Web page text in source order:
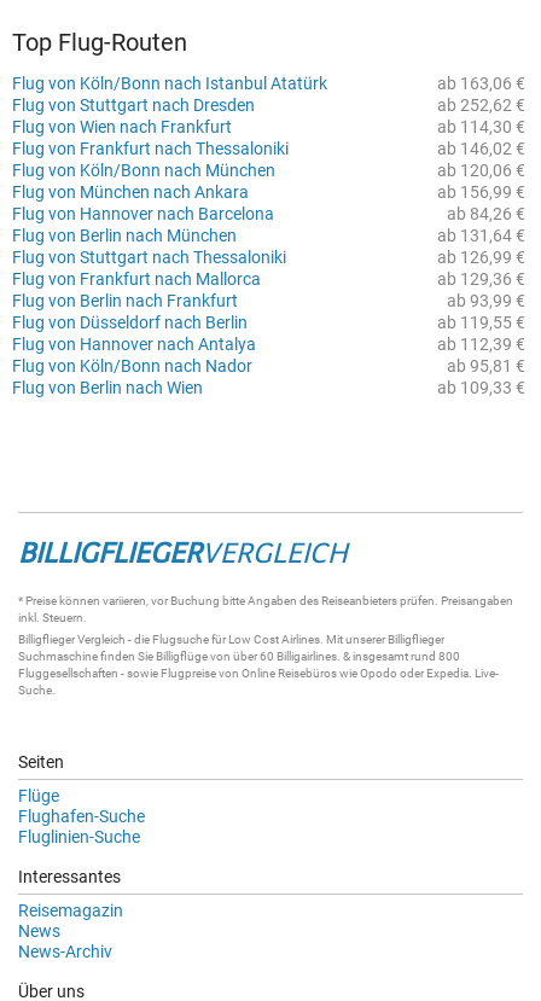
Top Flug-Routen
ab 163,06 €
Flug von Köln/Bonn nach Istanbul Atatürk
ab 252,62 €
Flug von Stuttgart nach Dresden
ab 114,30 €
Flug von Wien nach Frankfurt
ab 146,02 €
Flug von Frankfurt nach Thessaloniki
ab 120,06 €
Flug von Köln/Bonn nach München
ab 156,99 €
Flug von München nach Ankara
ab 84,26 €
Flug von Hannover nach Barcelona
ab 131,64 €
Flug von Berlin nach München
ab 126,99 €
Flug von Stuttgart nach Thessaloniki
ab 129,36 €
Flug von Frankfurt nach Mallorca
ab 93,99 €
Flug von Berlin nach Frankfurt
ab 119,55 €
Flug von Düsseldorf nach Berlin
ab 112,39 €
Flug von Hannover nach Antalya
ab 95,81 €
Flug von Köln/Bonn nach Nador
ab 109,33 €
Flug von Berlin nach Wien
BILLIGFLIEGERVERGLEICH
* Preise können variieren, vor Buchung bitte Angaben des Reiseanbieters prüfen. Preisangaben
inkl. Steuern.
BilligfliegerVergleich - die Flugsuchefür Low Cost Airlines. Mit unsererBilligflieger
Suchmaschinefinden Sie Billigflügevon über 60 Billigairlines . & insgesamt rund 800
Fluggesellschaften - sowie Flugpreise von Online Reisebüros wie Opodo oder Expedia. Live-
Suche
Seiten
Flüge
Flughafen-Suche
Fluglinien-Suche
Interessantes
Reisemagazin
News
News-Archiv
Über uns